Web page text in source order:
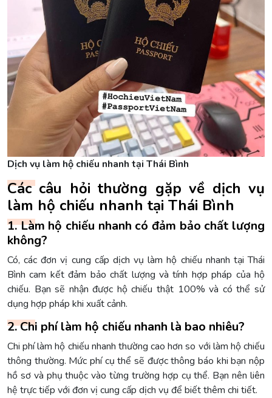
Dịch vụ làm hộ chiếu nhanh tại Thái Bình
Các câu hỏi thường gặp về dịch vụ
làm hộ chiếu nhanh tại Thái Bình
1. Làm hộ chiếu nhanh có đảm bảo chất lượng
không?
Có, các đơn vị cung cấp dịch vụ làm hộ chiếu nhanh tại Thái
Bình cam kết đảm bảo chất lượng và tính hợp pháp của hộ
chiếu. Bạn sẽ nhận được hộ chiếu thật 100% và có thể sử
dụng hợp pháp khi xuất cảnh.
2. Chi phí làm hộ chiếu nhanh là bao nhiêu?
Chi phí làm hộ chiếu nhanh thường cao hơn so với làm hộ chiếu
thông thường. Mức phí cụ thể sẽ được thông báo khi bạn nộp
hồ sơ và phụ thuộc vào từng trường hợp cụ thể. Bạn nên liên
hệ trực tiếp với đơn vị cung cấp dịch vụ để biết thêm chi tiết.